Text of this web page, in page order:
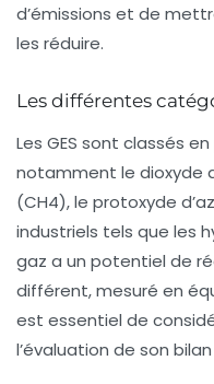
d’émissions et de
les réduire.
Les différentes
Les GES sont classés
notamment le dioxyde
(CH4), le protoxyde
industriels tels que les
gaz a un potentiel de
différent, mesuré en
est essentiel de
l’évaluation de son